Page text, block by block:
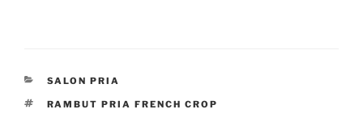
CATEGORIES
SALON PRIA
TAGS
RAMBUT PRIA FRENCH CROP